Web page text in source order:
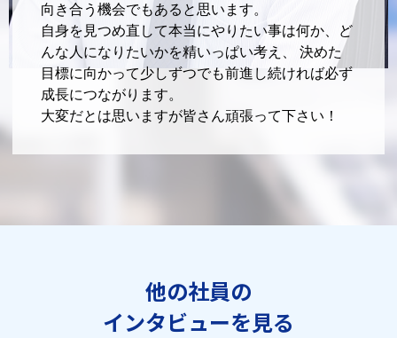
向き合う機会でもあると思います。
自身を見つめ直して本当にやりたい事は何か、
ど
んな人になりたいかを精いっぱい考え、
決めた
目標に向かって少しずつでも前進し続ければ必ず
成長につながります。
大変だとは思いますが皆さん頑張って下さい！
他の社員の
インタビューを見る